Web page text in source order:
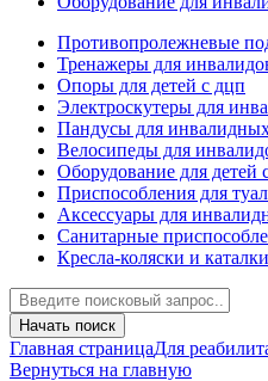
Противопролежневые
Тренажеры для
Опоры для детей с дцп
Электроскутеры для
Пандусы для
Велосипеды для
Оборудование для детей
Приспособления для
Аксессуары для
Санитарные
Кресла-коляски и
Начать поиск
Главная страницаДля
Вернуться на главную